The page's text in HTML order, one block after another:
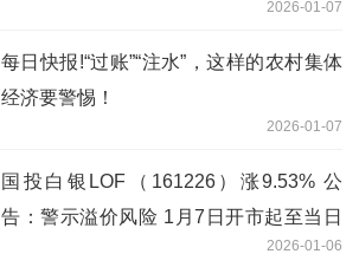
2026-01-07
每日快报!“过账”“注水”，这样的农村集体
经济要警惕！
2026-01-07
国投白银LOF（161226）涨9.53% 公
告：警示溢价风险 1月7日开市起至当日
2026-01-06